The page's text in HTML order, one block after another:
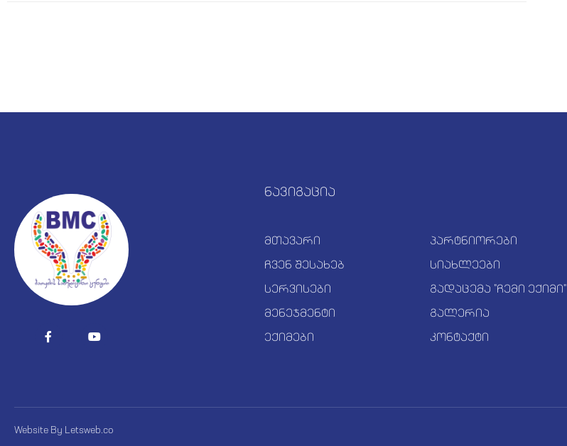
ნავიგაცია
მთავარი
ჩვენ შესახებ
სერვისები
მენეჯმენტი
ექიმები
პარტნიორები
სიახლეები
გადაცემა "ჩემი ექიმი"
გალერია
კონტაქტი
Website By Letsweb.co